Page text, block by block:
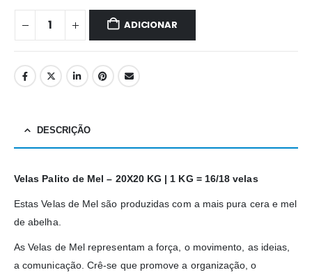
ADICIONAR
DESCRIÇÃO
Velas Palito de Mel – 20X20 KG | 1 KG = 16/18 velas
Estas Velas de Mel são produzidas com a mais pura cera e mel
de abelha.
As Velas de Mel representam a força, o movimento, as ideias,
a comunicação. Crê-se que promove a organização, o